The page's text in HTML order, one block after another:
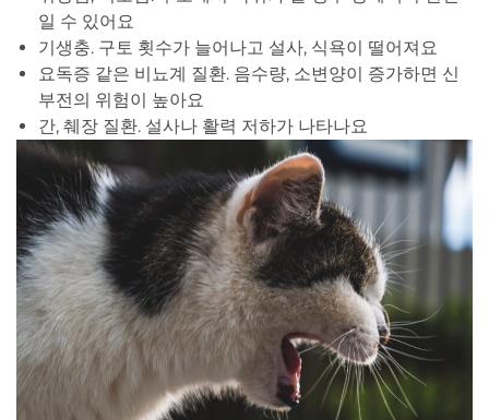
일 수 있어요
기생충. 구토 횟수가 늘어나고 설사, 식욕이 떨어져요
요독증 같은 비뇨계 질환. 음수량, 소변양이 증가하면 신
부전의 위험이 높아요
간, 췌장 질환. 설사나 활력 저하가 나타나요